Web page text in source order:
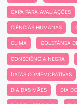
CAPA PARA AVALIAÇÕES
CIÊNCIAS HUMANAS
CLIMA COLETÂNEA
CONSCIÊNCIA NEGRA
DATAS COMEMORATIVAS
DIA DAS MÃES DIA